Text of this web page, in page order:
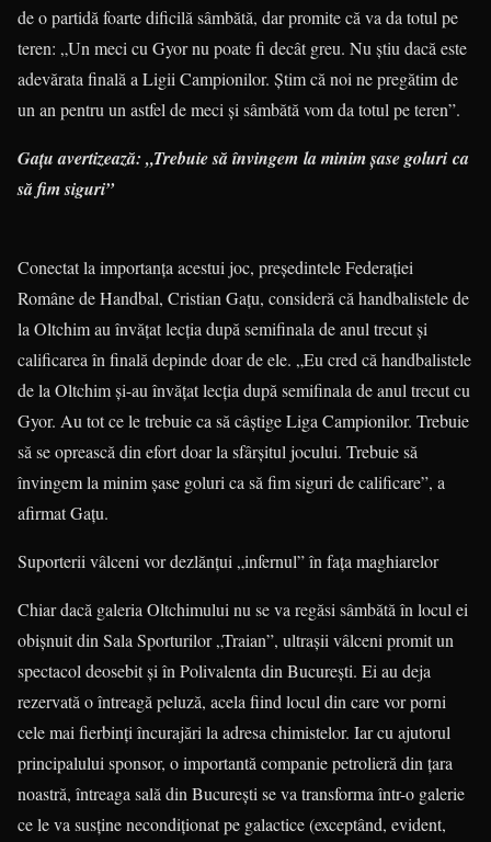
de o partidă foarte dificilă sâmbătă, dar promite că va da totul pe
teren: „Un meci cu Gyor nu poate fi decât greu. Nu ştiu dacă este
adevărata finală a Ligii Campionilor. Ştim că noi ne pregătim de
un an pentru un astfel de meci şi sâmbătă vom da totul pe teren”.
Gaţu avertizează: „Trebuie să învingem la minim şase goluri ca
să fim siguri”
Conectat la importanţa acestui joc, preşedintele Federaţiei
Române de Hand­­bal, Cristian Gaţu, consideră că hand­ba­listele de
la Oltchim au învăţat lecţia după semifinala de anul trecut şi
calificarea în finală depinde doar de ele. „Eu cred că handbalistele
de la Oltchim şi-au învăţat lecţia după semifinala de anul trecut cu
Gyor. Au tot ce le trebuie ca să câştige Liga Campionilor. Trebuie
să se oprească din efort doar la sfârşitul jocului. Trebuie să
învingem la minim şase goluri ca să fim siguri de calificare”, a
afirmat Gaţu.
Suporterii vâlceni vor dezlănţui „infernul” în faţa maghiarelor
Chiar dacă galeria Oltchimului nu se va regăsi sâmbătă în locul ei
obişnuit din Sala Sporturilor „Traian”, ultraşii vâlceni promit un
spectacol deosebit şi în Poli­va­lenta din Bucureşti. Ei au deja
rezervată o întreagă peluză, acela fiind locul din care vor porni
cele mai fierbinţi încurajări la adresa chimistelor. Iar cu ajutorul
prin­cipalului sponsor, o importantă companie petrolieră din ţara
noastră, întreaga sală din Bucureşti se va transforma într-o ga­lerie
ce le va susţine necondiţionat pe ga­lactice (exceptând, evident,